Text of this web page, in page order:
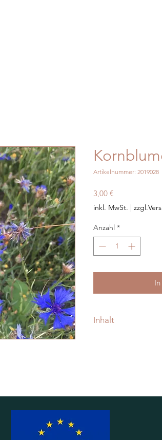
Artikelnummer: 2019028
3,00 €Preis
inkl. MwSt. |
Anzahl *
Inhalt